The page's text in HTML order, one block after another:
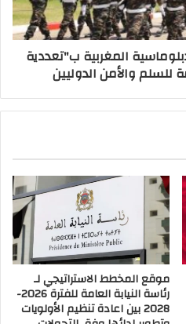
للدبلوماسية المغربية ب"تعددية
والأمن الدوليين
موقع المخطط الاستراتيجي لـ
رئاسة النيابة العامة للفترة 2026-
2028 بين اعادة تنظيم الأولويات